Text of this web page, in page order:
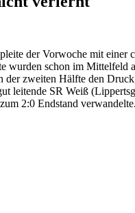
der Vorwoche mit
wurden schon im
zweiten Hälfte den
leitende SR Weiß
2:0 Endstand verwandelte.